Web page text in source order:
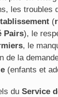
les troubles
(
Pairs), le
, le
de la
(enfants et
du Service